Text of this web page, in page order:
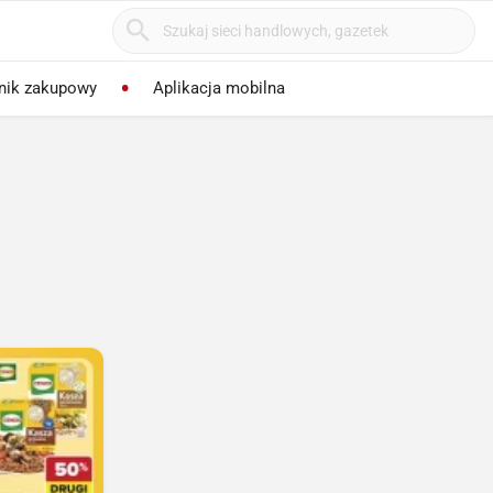
zakupowy Aplikacja mobilna